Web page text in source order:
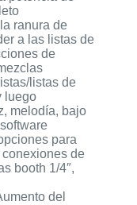
ranura de
a las listas de
de
listas de
luego
melodía, bajo
para
de
booth 1/4″,
del